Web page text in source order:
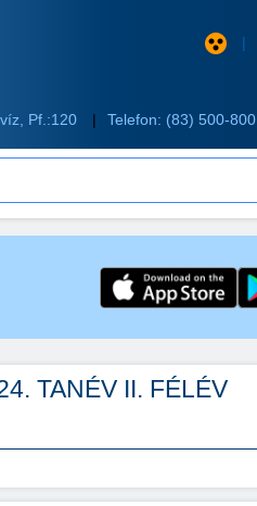
Pf.:120
Telefon: (83) 500-800
TANÉV II. FÉLÉV